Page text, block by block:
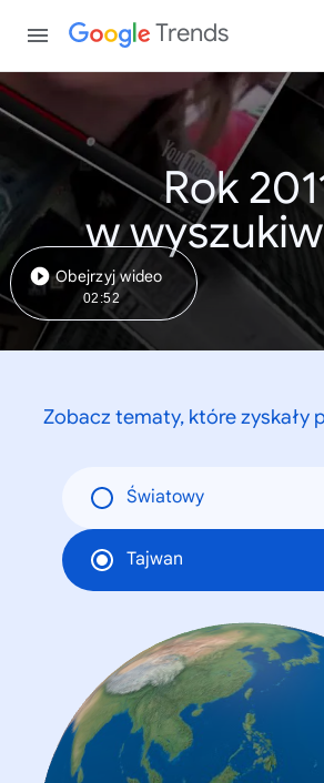
Trends
Rok
w
Obejrzyj wideo
02:52
Zobacz tematy, które zyskały
Światowy
Tajwan